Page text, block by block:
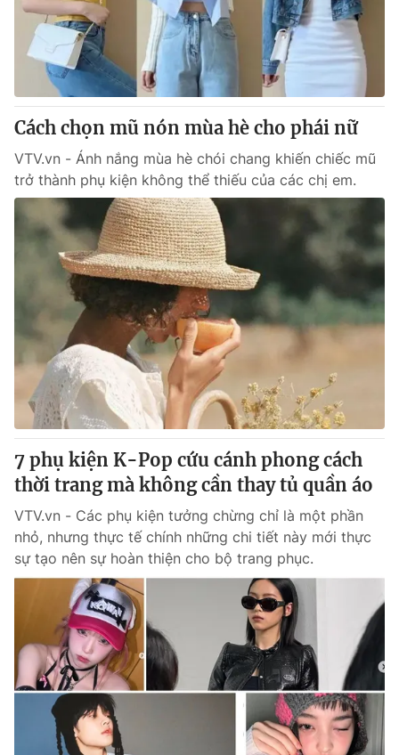
Tin tức
Thế giới đó đây
Câu chuyện quốc tế
Kinh tế
Tài chính
Thị trường
Góc doanh nghiệp
Dữ liệu và đời sống
Truyền hình
Phim VTV
Hậu trường
Nhân vật
Khán giả
Giải sao mai
Giải trí
Điện ảnh
Âm nhạc
Đời sống
Làm đẹp
Chất lượng cuộc sống
Giáo dục
Tuyển sinh
Học trực tuyến
Công nghệ
Hitech Công nghệ tương lai
Sản phẩm
Thị trường
Tư vấn
Giao lưu trực tuyến
Lịch phát sóng
Emagazine Podcast
Infographic
Video Shorts video
VTV Money VTV Thể thao
VTV Sức khoẻ Bất động sản
Cách chọn mũ nón mùa hè cho phái nữ
VTV.vn - Ánh nắng mùa hè chói chang khiến chiếc mũ
trở thành phụ kiện không thể thiếu của các chị em.
7 phụ kiện K-Pop cứu cánh phong cách
thời trang mà không cần thay tủ quần áo
VTV.vn - Các phụ kiện tưởng chừng chỉ là một phần
nhỏ, nhưng thực tế chính những chi tiết này mới thực
sự tạo nên sự hoàn thiện cho bộ trang phục.